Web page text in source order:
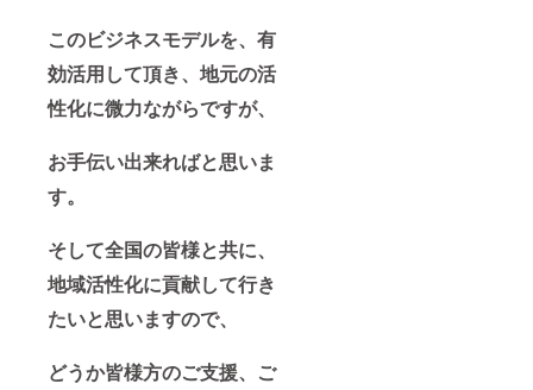
このビジネスモデルを、有
効活用して頂き、地元の活
性化に微力ながらですが、
お手伝い出来ればと思いま
す。
そして全国の皆様と共に、
地域活性化に貢献して行き
たいと思いますので、
どうか皆様方のご支援、ご